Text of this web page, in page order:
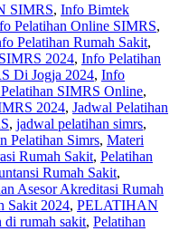
SIMRS, Info Bimtek
Pelatihan Online SIMRS,
Pelatihan Rumah Sakit,
2024, Info Pelatihan
Di Jogja 2024, Info
SIMRS Online,
2024, Jadwal Pelatihan
, jadwal pelatihan simrs,
Pelatihan Simrs, Materi
Rumah Sakit, Pelatihan
Rumah Sakit,
Asesor Akreditasi Rumah
Sakit 2024, PELATIHAN
di rumah sakit, Pelatihan